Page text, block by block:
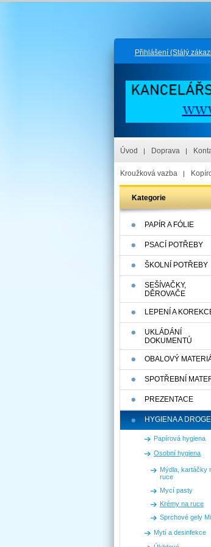
Přihlášení (Stálý
Úvod Doprava
Kroužková vazba
Kategorie
PAPÍR A FÓLIE
PSACÍ POTŘEBY
ŠKOLNÍ POTŘEBY
SEŠÍVAČKY,
DĚROVAČE
LEPENÍ A
UKLÁDÁNÍ
DOKUMENTÚ
OBALOVÝ
SPOTŘEBNÍ
PREZENTACE
HYGIENA A
Papírová hygiena
Osobní hygiena
Mýdla, kartáčky
ruce
Mycí pasty
Krémy na ruce
Sprchové gely
Mytí a desinfekce